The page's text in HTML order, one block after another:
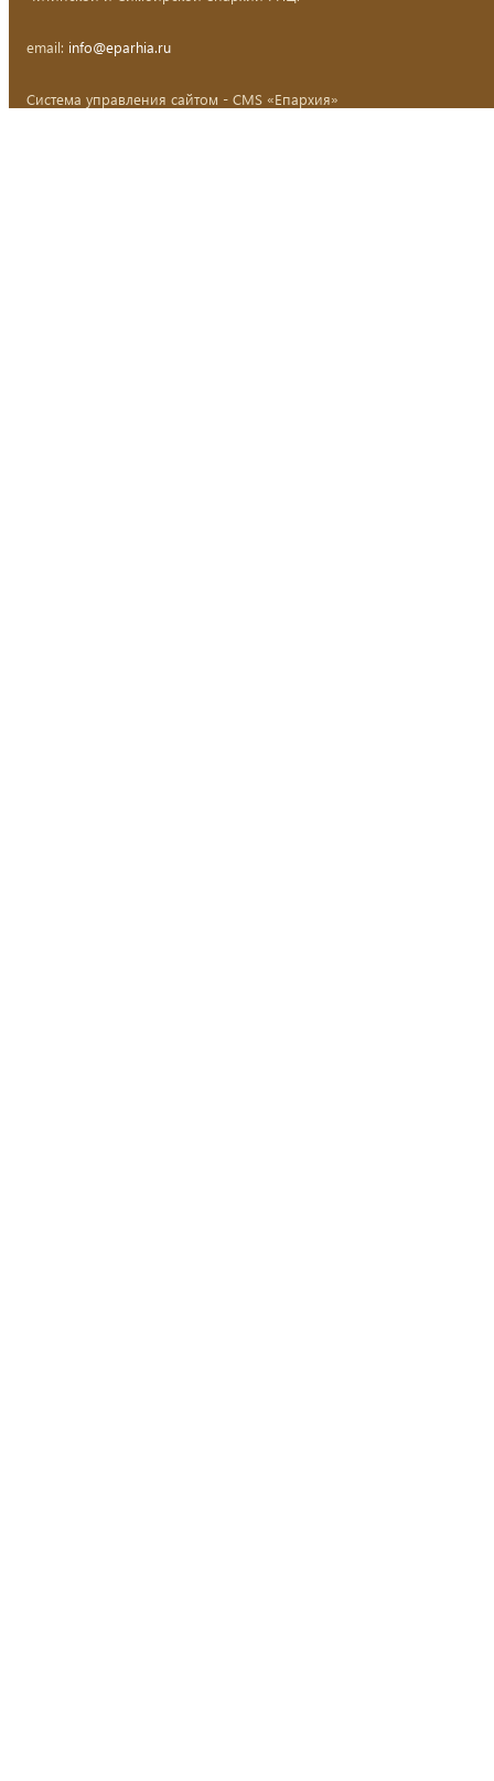
email: info@eparhia.ru
Система управления сайтом - CMS «Епархия»